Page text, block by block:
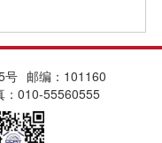
号 邮编：101160
：010-55560555